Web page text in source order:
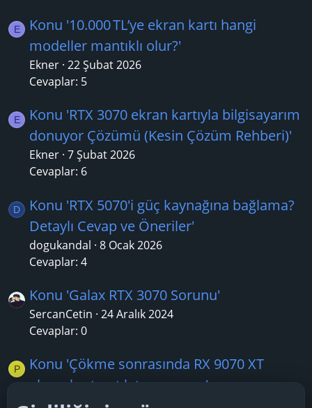
E
Konu '10.000 TL’ye ekran kartı hangi
modeller mantıklı olur?'
Ekner 22 Şubat 2026
Cevaplar: 5
E
Konu 'RTX 3070 ekran kartıyla bilgisayarım
donuyor Çözümü (Kesin Çözüm Rehberi)'
Ekner 7 Şubat 2026
Cevaplar: 6
D
Konu 'RTX 5070'i güç kaynağına bağlama?
Detaylı Cevap ve Öneriler'
dogukandal 8 Ocak 2026
Cevaplar: 4
Konu 'Galax RTX 3070 Sorunu'
SercanCetin 24 Aralık 2024
Cevaplar: 0
P
Konu 'Çökme sonrasında RX 9070 XT
ekran kartı artık tanınmıyor'
poorsuk 25 Temmuz 2026